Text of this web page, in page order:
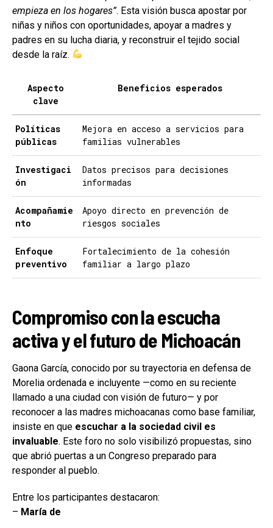
empieza en los hogares”. Esta visión busca apostar por
niñas y niños con oportunidades, apoyar a madres y
padres en su lucha diaria, y reconstruir el tejido social
desde la raíz.
Aspecto
clave
Beneficios esperados
Políticas
públicas
Mejora en acceso a servicios para
familias vulnerables
Investigaci
ón
Datos precisos para decisiones
informadas
Acompañamie
nto
Apoyo directo en prevención de
riesgos sociales
Enfoque
preventivo
Fortalecimiento de la cohesión
familiar a largo plazo
Compromiso con la escucha
activa y el futuro de Michoacán
Gaona García, conocido por su trayectoria en defensa de
Morelia ordenada e incluyente —como en su reciente
llamado a una ciudad con visión de futuro— y por
reconocer a las madres michoacanas como base familiar,
insiste en que escuchar a la sociedad civil es
invaluable. Este foro no solo visibilizó propuestas, sino
que abrió puertas a un Congreso preparado para
responder al pueblo.
Entre los participantes destacaron:
– María de